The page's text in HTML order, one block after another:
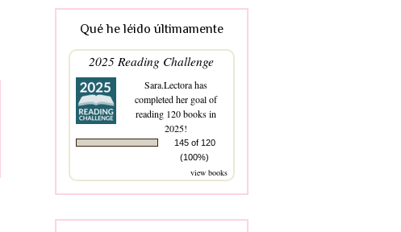
Qué he léido últimamente
2025 Reading Challenge
Sara.Lectorahas
completed her goal of
reading 120 books in
2025!
145 of 120
(100%)
view books